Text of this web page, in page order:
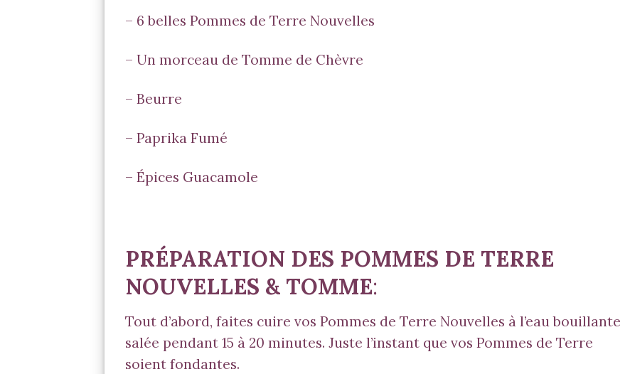
– 6 belles Pommes de Terre Nouvelles
– Un morceau de Tomme de Chèvre
– Beurre
– Paprika Fumé
– Épices Guacamole
PRÉPARATION DES POMMES DE TERRE
NOUVELLES & TOMME:
Tout d’abord, faites cuire vos Pommes de Terre Nouvelles à l’eau bouillante
salée pendant 15 à 20 minutes. Juste l’instant que vos Pommes de Terre
soient fondantes.